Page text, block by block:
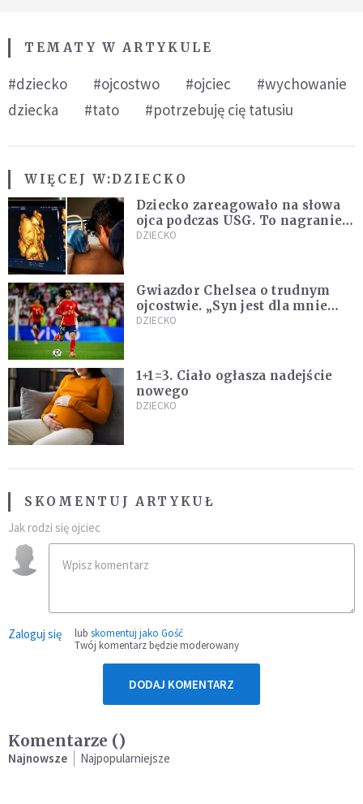
TEMATY W ARTYKULE
#dziecko #ojcostwo #ojciec
#wychowanie
dziecka
#tato #potrzebuję cię tatusiu
WIĘCEJ W:DZIECKO
Dziecko zareagowało na słowa
ojca podczas USG. To nagranie
podbija sieć
DZIECKO
Gwiazdor Chelsea o trudnym
ojcostwie. „Syn jest dla mnie
ważniejszy niż sportowe trofea”
DZIECKO
1+1=3. Ciało ogłasza nadejście
nowego
DZIECKO
SKOMENTUJ ARTYKUŁ
Jak rodzi się ojciec
Zaloguj się lub skomentuj jako Gość
Twój komentarz będzie moderowany
DODAJ KOMENTARZ
Komentarze ()
Najnowsze Najpopularniejsze